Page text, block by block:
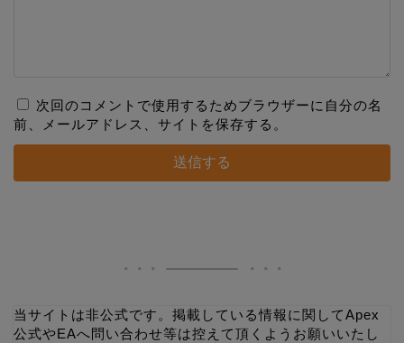
次回のコメントで使用するためブラウザーに自分の名
前、メールアドレス、サイトを保存する。
当サイトは非公式です。掲載している情報に関してApex
公式やEAへ問い合わせ等は控えて頂くようお願いいたし